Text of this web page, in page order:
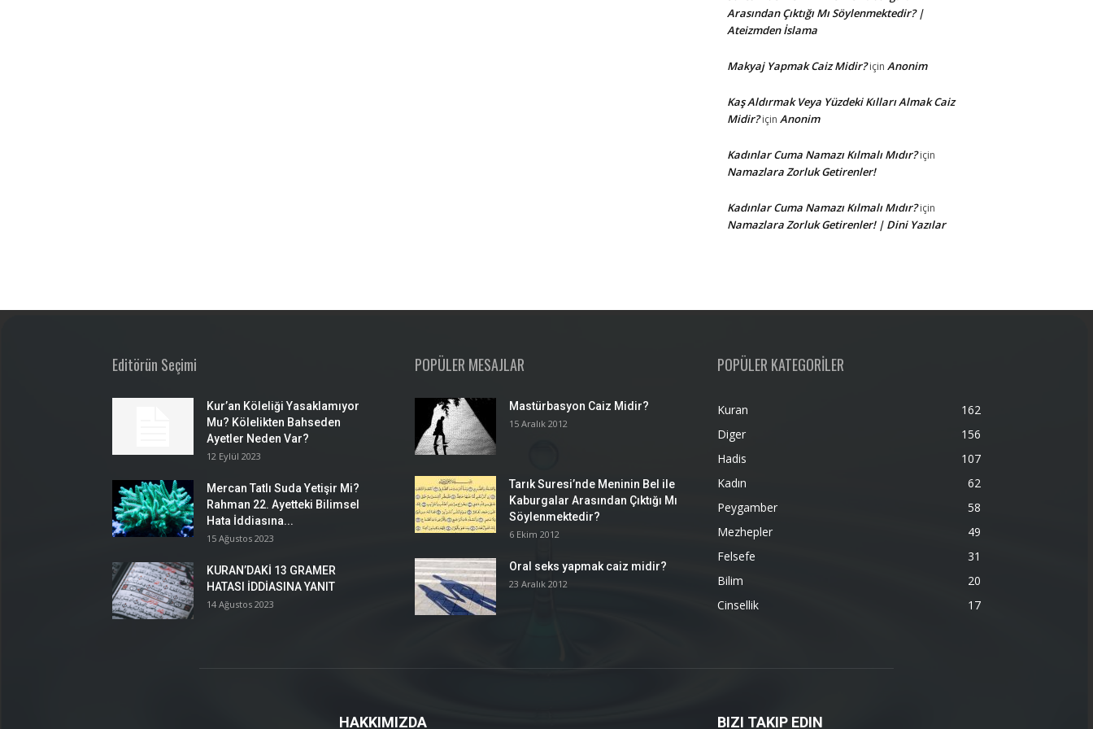
Arasından Çıktığı Mı Söylenmektedir? |
Ateizmden İslama
Makyaj Yapmak Caiz Midir?için Anonim
Kaş Aldırmak Veya Yüzdeki Kılları Almak Caiz
Midir?için Anonim
Kadınlar Cuma Namazı Kılmalı Mıdır?için
Namazlara Zorluk Getirenler!
Kadınlar Cuma Namazı Kılmalı Mıdır?için
Namazlara Zorluk Getirenler! | Dini Yazılar
Editörün Seçimi
Kur’an Köleliği Yasaklamıyor
Mu? Kölelikten Bahseden
Ayetler Neden Var?
12 Eylül 2023
Mercan Tatlı Suda Yetişir Mi?
Rahman 22. Ayetteki Bilimsel
Hata İddiasına...
15 Ağustos 2023
KURAN’DAKİ 13 GRAMER
HATASI İDDİASINA YANIT
14 Ağustos 2023
POPÜLER MESAJLAR
Mastürbasyon Caiz Midir?
15 Aralık 2012
Tarık Suresi’nde Meninin Bel ile
Kaburgalar Arasından Çıktığı Mı
Söylenmektedir?
6 Ekim 2012
Oral seks yapmak caiz midir?
23 Aralık 2012
POPÜLER KATEGORİLER
Kuran
162
Diger
156
Hadis
107
Kadın
62
Peygamber
58
Mezhepler
49
Felsefe
31
Bilim
20
Cinsellik
17
HAKKIMIZDA BIZI TAKIP EDIN